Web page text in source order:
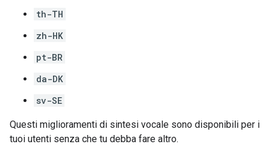
th-TH
zh-HK
pt-BR
da-DK
sv-SE
Questi miglioramenti di sintesi vocale sono disponibili per i
tuoi utenti senza che tu debba fare altro.